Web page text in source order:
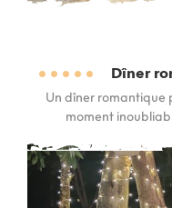
Dîner
Un dîner romantique
moment